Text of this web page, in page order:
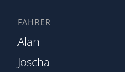
FAHRER
Alan
Joscha